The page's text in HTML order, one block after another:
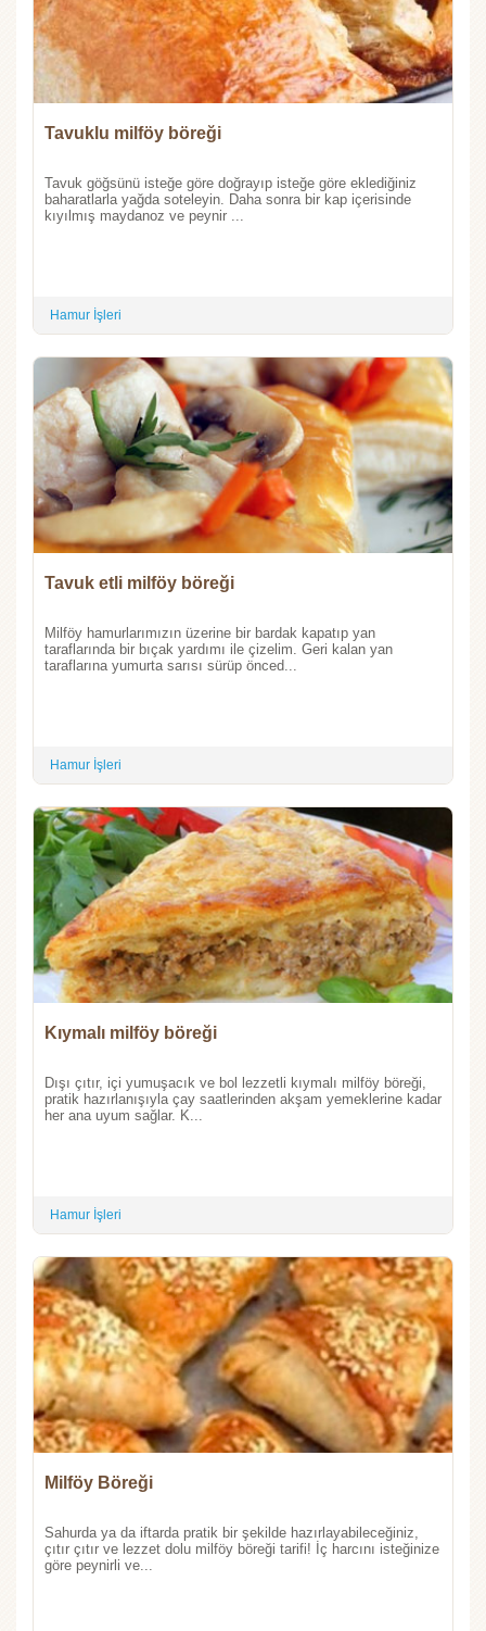
Tavuklu milföy böreği
Tavuk göğsünü isteğe göre doğrayıp isteğe göre eklediğiniz
baharatlarla yağda soteleyin. Daha sonra bir kap içerisinde
kıyılmış maydanoz ve peynir ...
Hamur İşleri
Tavuk etli milföy böreği
Milföy hamurlarımızın üzerine bir bardak kapatıp yan
taraflarında bir bıçak yardımı ile çizelim. Geri kalan yan
taraflarına yumurta sarısı sürüp önced...
Hamur İşleri
Kıymalı milföy böreği
Dışı çıtır, içi yumuşacık ve bol lezzetli kıymalı milföy böreği,
pratik hazırlanışıyla çay saatlerinden akşam yemeklerine kadar
her ana uyum sağlar. K...
Hamur İşleri
Milföy Böreği
Sahurda ya da iftarda pratik bir şekilde hazırlayabileceğiniz,
çıtır çıtır ve lezzet dolu milföy böreği tarifi! İç harcını isteğinize
göre peynirli ve...